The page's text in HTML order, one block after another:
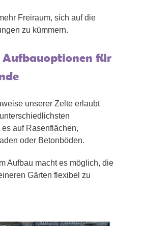
Freiraum, sich auf die
zu kümmern.
Aufbauoptionen für
unserer Zelte erlaubt
auf Rasenflächen,
oder Betonböden.
Aufbau macht es möglich, die
Gärten flexibel zu